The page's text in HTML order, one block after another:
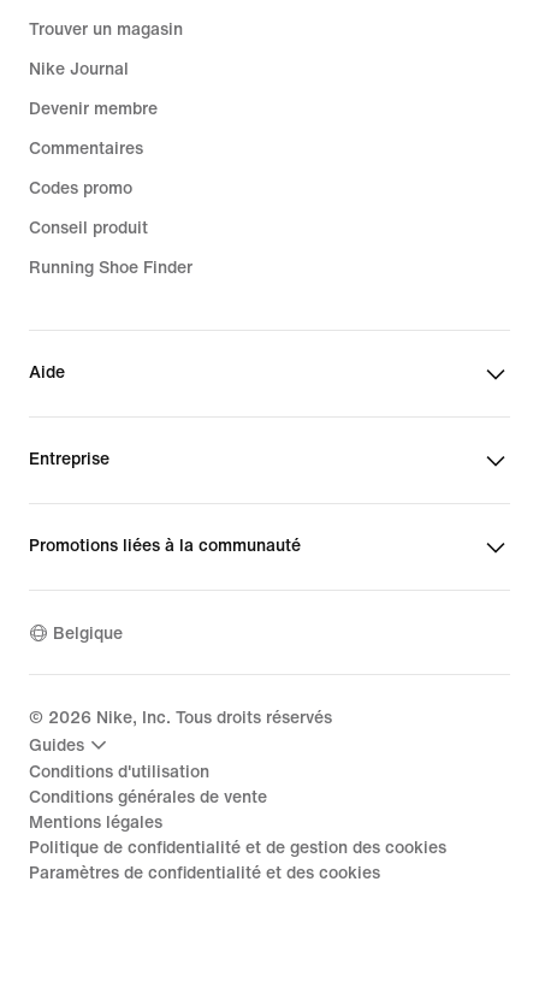
Trouver un magasin
Nike Journal
Devenir membre
Commentaires
Codes promo
Conseil produit
Running Shoe Finder
Aide
Entreprise
Promotions liées à la communauté
Belgique
© 2026 Nike, Inc. Tous droits réservés
Guides
Conditions d'utilisation
Conditions générales de vente
Mentions légales
Politique de confidentialité et de gestion des cookies
Paramètres de confidentialité et des cookies